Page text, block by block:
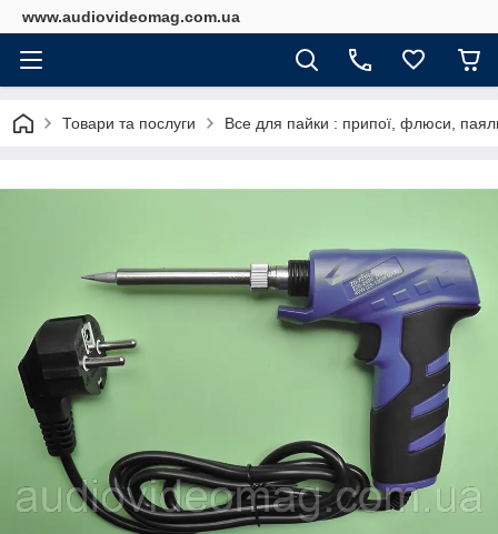
www.audiovideomag.com.ua
Товари та послуги Все для пайки : припої, флюси,